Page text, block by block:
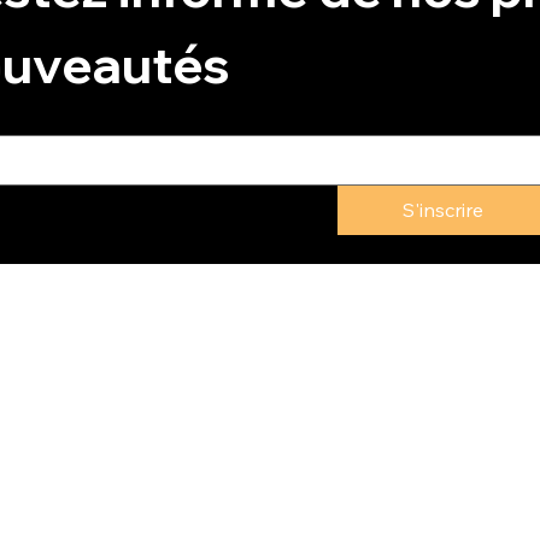
S'inscrire